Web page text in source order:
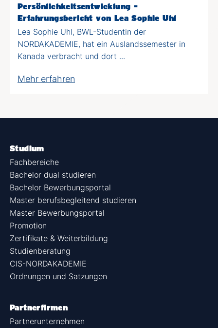
Persönlichkeitsentwicklung -
Erfahrungsbericht von Lea Sophie Uhl
Lea Sophie Uhl, BWL-Studentin der
NORDAKADEMIE, hat ein Auslandssemester in
Kanada verbracht und dort ...
Mehr erfahren
Studium
Fachbereiche
Bachelor dual studieren
Bachelor Bewerbungsportal
Master berufsbegleitend studieren
Master Bewerbungsportal
Promotion
Zertifikate & Weiterbildung
Studienberatung
CIS-NORDAKADEMIE
Ordnungen und Satzungen
Partnerfirmen
Partnerunternehmen